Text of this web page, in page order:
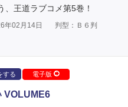
王道ラブコメ第5巻！
年02月14日 判型：Ｂ６判
する 電子版
VOLUME6